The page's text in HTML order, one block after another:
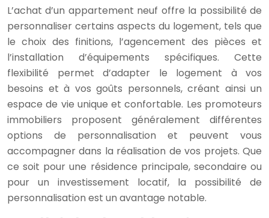
L’achat d’un appartement neuf offre la possibilité de
personnaliser certains aspects du logement, tels que
le choix des finitions, l’agencement des pièces et
l’installation d’équipements spécifiques. Cette
flexibilité permet d’adapter le logement à vos
besoins et à vos goûts personnels, créant ainsi un
espace de vie unique et confortable. Les promoteurs
immobiliers proposent généralement différentes
options de personnalisation et peuvent vous
accompagner dans la réalisation de vos projets. Que
ce soit pour une résidence principale, secondaire ou
pour un investissement locatif, la possibilité de
personnalisation est un avantage notable.